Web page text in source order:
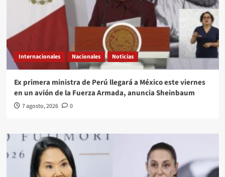
Internacionales Nacionales Noticias
Ex primera ministra de Perú llegará a México este viernes
en un avión de la Fuerza Armada, anuncia Sheinbaum
7 agosto, 2026 0